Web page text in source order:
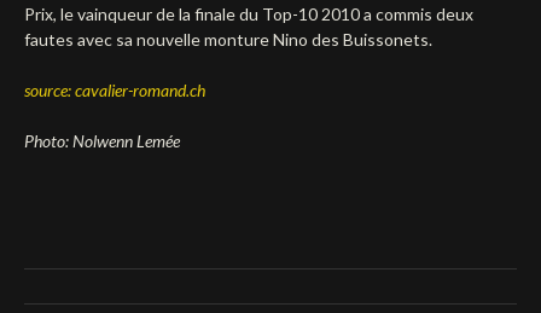
Prix, le vainqueur de la finale du Top-10 2010 a commis deux
fautes avec sa nouvelle monture Nino des Buissonets.
source: cavalier-romand.ch
Photo: Nolwenn Lemée